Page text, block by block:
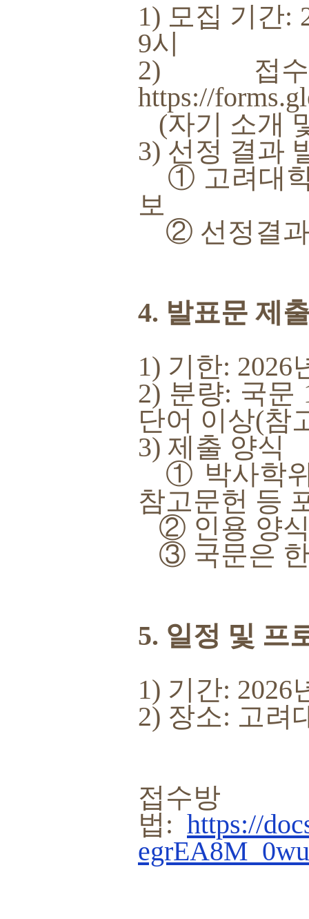
1) 모집 기간:
9시
2) 접
https://
(자기 소개
3) 선정 결과
① 고려대학
보
② 선정결과
4. 발표문 제
1) 기한: 2026
2) 분량: 국문
단어 이상(참
3) 제출 양식
① 박사학위
참고문헌 등
② 인용 양
③ 국문은 한
5. 일정 및 프
1) 기간: 2026
2) 장소: 고려
접수방
법: https://